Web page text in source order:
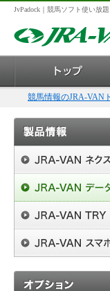
JvPadock｜競馬ソフト使い放
競馬情報のJRA-VAN